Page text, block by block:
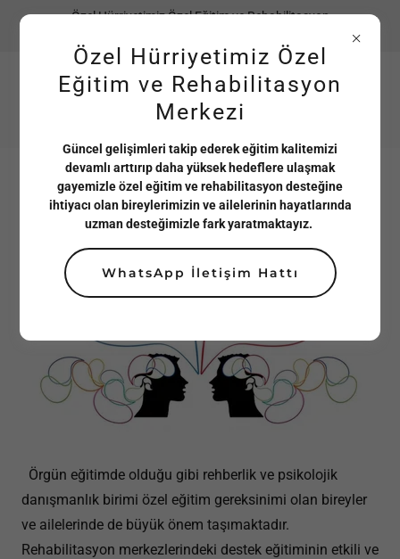
Özel Hürriyetimiz Özel Eğitim ve Rehabilitasyon
HÜRRİYETİMİZ ÖZEL
EĞİTİM
Psikolojik Danışmanlık
Örgün eğitimde olduğu gibi rehberlik ve psikolojik
danışmanlık birimi özel eğitim gereksinimi olan bireyler
ve ailelerinde de büyük önem taşımaktadır.
Rehabilitasyon merkezlerindeki destek eğitiminin etkili ve
Özel Hürriyetimiz Özel
Eğitim ve Rehabilitasyon
Merkezi
Güncel gelişimleri takip ederek eğitim kalitemizi
devamlı arttırıp daha yüksek hedeflere ulaşmak
gayemizle özel eğitim ve rehabilitasyon desteğine
ihtiyacı olan bireylerimizin ve ailelerinin hayatlarında
uzman desteğimizle fark yaratmaktayız.
WhatsApp İletişim Hattı